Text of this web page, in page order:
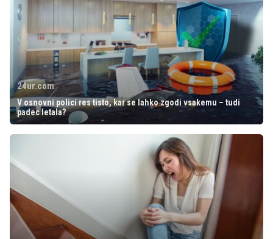
24ur.com
V osnovni polici res tisto, kar se lahko zgodi vsakemu – tudi
padec letala?